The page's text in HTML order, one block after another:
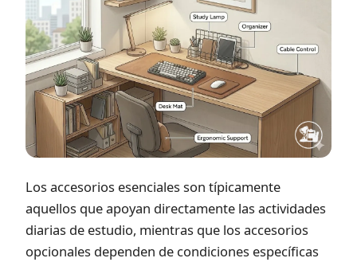
Los accesorios esenciales son típicamente
aquellos que apoyan directamente las actividades
diarias de estudio, mientras que los accesorios
opcionales dependen de condiciones específicas